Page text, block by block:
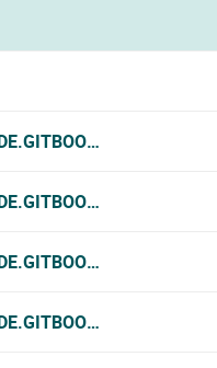
VESTA-
VESTA-
VESTA-
VESTA-